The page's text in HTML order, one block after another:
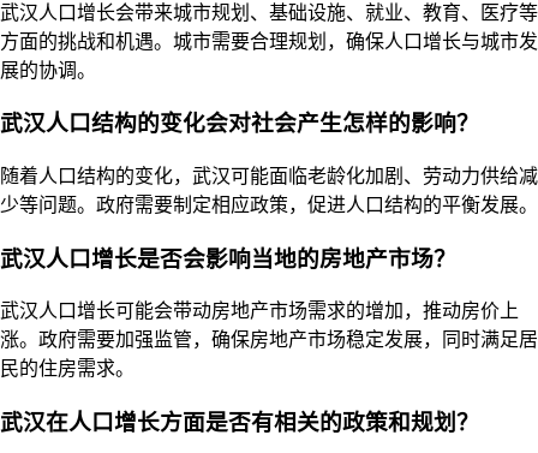
武汉人口增长会带来城市规划、基础设施、就业、教育、医疗等
方面的挑战和机遇。城市需要合理规划，确保人口增长与城市发
展的协调。
武汉人口结构的变化会对社会产生怎样的影响？
随着人口结构的变化，武汉可能面临老龄化加剧、劳动力供给减
少等问题。政府需要制定相应政策，促进人口结构的平衡发展。
武汉人口增长是否会影响当地的房地产市场？
武汉人口增长可能会带动房地产市场需求的增加，推动房价上
涨。政府需要加强监管，确保房地产市场稳定发展，同时满足居
民的住房需求。
武汉在人口增长方面是否有相关的政策和规划？